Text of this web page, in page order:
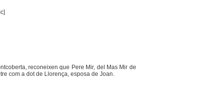
reconeixen que Pere Mir, del Mas Mir de
com a dot de Llorença, esposa de Joan.